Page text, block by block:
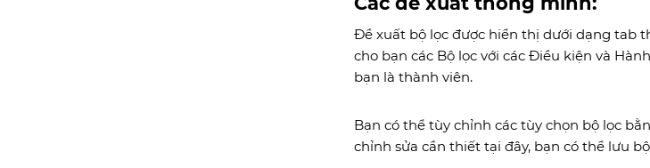
Đề xuất bộ lọc được hiển thị dưới dạng tab
cho bạn các Bộ lọc với các Điều kiện và
bạn là thành viên.
Bạn có thể tùy chỉnh các tùy chọn bộ lọc
chỉnh sửa cần thiết tại đây, bạn có thể lưu